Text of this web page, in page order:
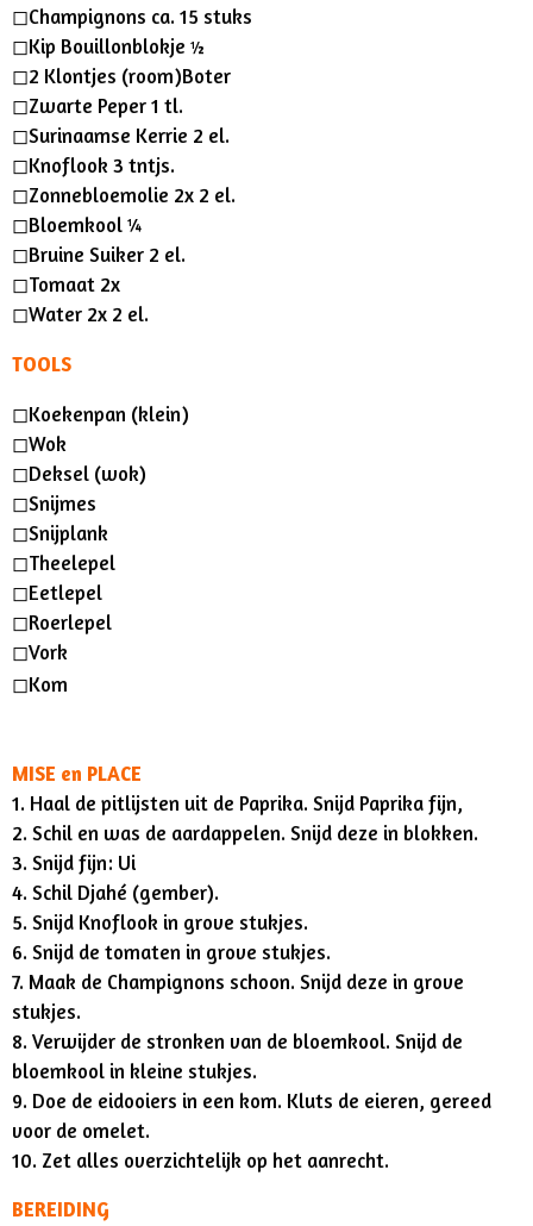
◻︎Champignons ca. 15 stuks
◻︎Kip Bouillonblokje ½
◻︎2 Klontjes (room)Boter
◻︎Zwarte Peper 1 tl.
◻︎Surinaamse Kerrie 2 el.
◻︎Knoflook 3 tntjs.
◻︎Zonnebloemolie 2x 2 el.
◻︎Bloemkool ¼
◻︎Bruine Suiker 2 el.
◻︎Tomaat 2x
◻︎Water 2x 2 el.
TOOLS
◻︎Koekenpan (klein)
◻︎Wok
◻︎Deksel (wok)
◻︎Snijmes
◻︎Snijplank
◻︎Theelepel
◻︎Eetlepel
◻︎Roerlepel
◻︎Vork
◻︎Kom
MISE en PLACE
1. Haal de pitlijsten uit de Paprika. Snijd Paprika fijn,
2. Schil en was de aardappelen. Snijd deze in blokken.
3. Snijd fijn: Ui
4. Schil Djahé (gember).
5. Snijd Knoflook in grove stukjes.
6. Snijd de tomaten in grove stukjes.
7. Maak de Champignons schoon. Snijd deze in grove
stukjes.
8. Verwijder de stronken van de bloemkool. Snijd de
bloemkool in kleine stukjes.
9. Doe de eidooiers in een kom. Kluts de eieren, gereed
voor de omelet.
10. Zet alles overzichtelijk op het aanrecht.
BEREIDING